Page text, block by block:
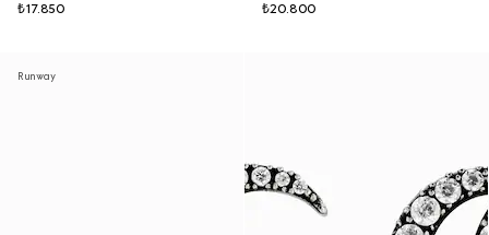
₺17.850
₺20.800
Runway